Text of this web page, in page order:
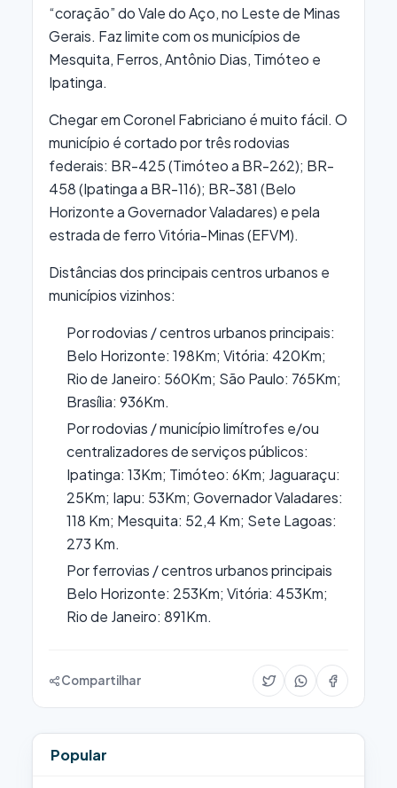
“coração” do Vale do Aço, no Leste de Minas
Gerais. Faz limite com os municípios de
Mesquita, Ferros, Antônio Dias, Timóteo e
Ipatinga.
Chegar em Coronel Fabriciano é muito fácil. O
município é cortado por três rodovias
federais: BR-425 (Timóteo a BR-262); BR-
458 (Ipatinga a BR-116); BR-381 (Belo
Horizonte a Governador Valadares) e pela
estrada de ferro Vitória-Minas (EFVM).
Distâncias dos principais centros urbanos e
municípios vizinhos:
Por rodovias / centros urbanos principais:
Belo Horizonte: 198Km; Vitória: 420Km;
Rio de Janeiro: 560Km; São Paulo: 765Km;
Brasília: 936Km.
Por rodovias / município limítrofes e/ou
centralizadores de serviços públicos:
Ipatinga: 13Km; Timóteo: 6Km; Jaguaraçu:
25Km; Iapu: 53Km; Governador Valadares:
118 Km; Mesquita: 52,4 Km; Sete Lagoas:
273 Km.
Por ferrovias / centros urbanos principais
Belo Horizonte: 253Km; Vitória: 453Km;
Rio de Janeiro: 891Km.
Compartilhar
Popular